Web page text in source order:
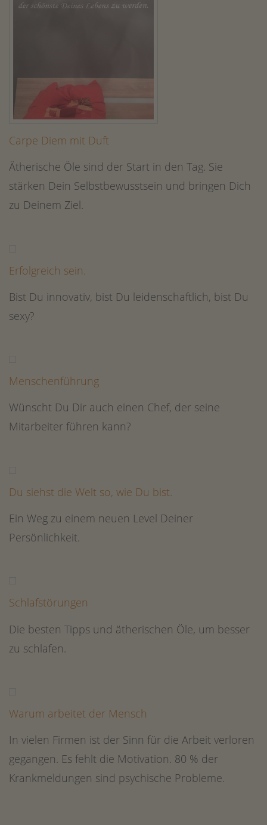
Carpe Diem mit Duft
Ätherische Öle sind der Start in den Tag. Sie
stärken Dein Selbstbewusstsein und bringen Dich
zu Deinem Ziel.
Erfolgreich sein.
Bist Du innovativ, bist Du leidenschaftlich, bist Du
sexy?
Menschenführung
Wünscht Du Dir auch einen Chef, der seine
Mitarbeiter führen kann?
Du siehst die Welt so, wie Du bist.
Ein Weg zu einem neuen Level Deiner
Persönlichkeit.
Schlafstörungen
Die besten Tipps und ätherischen Öle, um besser
zu schlafen.
Warum arbeitet der Mensch
In vielen Firmen ist der Sinn für die Arbeit verloren
gegangen. Es fehlt die Motivation. 80 % der
Krankmeldungen sind psychische Probleme.